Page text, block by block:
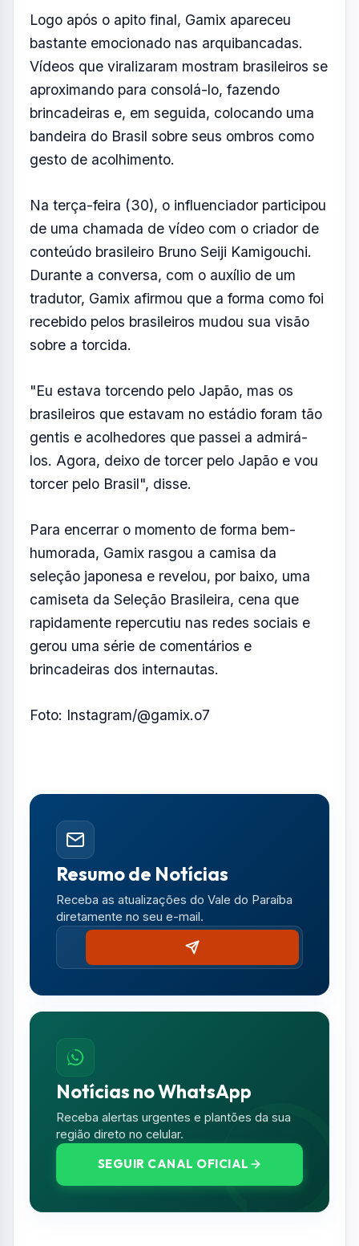
FOTO: AQUIVALE/IMAGENS
O influenciador japonês Gamix se tornou um
dos assuntos mais comentados nas redes
sociais após a partida entre Brasil e Japão,
disputada na segunda-feira (29/06), pela
Copa do Mundo. Mesmo com a derrota
o carinho recebido dos torcedores brasileiros
que chamaram a atenção.
Logo após o apito final, Gamix apareceu
bastante emocionado nas arquibancadas.
Vídeos que viralizaram mostram brasileiros se
aproximando para consolá-lo, fazendo
bandeira do Brasil sobre seus ombros como
gesto de acolhimento.
Na terça-feira (30), o influenciador participou
de uma chamada de vídeo com o criador de
Durante a conversa, com o auxílio de um
tradutor, Gamix afirmou que a forma como foi
recebido pelos brasileiros mudou sua visão
sobre a torcida.
"Eu estava torcendo pelo Japão, mas os
brasileiros que estavam no estádio foram tão
los. Agora, deixo de torcer pelo Japão e vou
Para encerrar o momento de forma bem-
seleção japonesa e revelou, por baixo, uma
camiseta da Seleção Brasileira, cena que
rapidamente repercutiu nas redes sociais e
gerou uma série de comentários e
brincadeiras dos internautas.
Resumo de Notícias
Receba as atualizações do Vale do Paraíba
diretamente no seu e-mail.